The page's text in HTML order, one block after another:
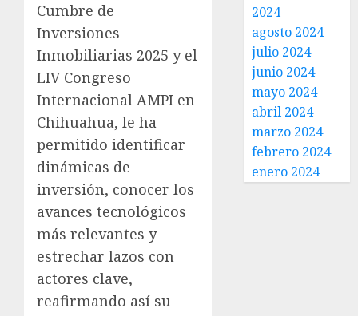
Cumbre de
Inversiones
Inmobiliarias 2025 y el
LIV Congreso
Internacional AMPI en
Chihuahua, le ha
permitido identificar
dinámicas de
inversión, conocer los
avances tecnológicos
más relevantes y
estrechar lazos con
actores clave,
reafirmando así su
2024
agosto 2024
julio 2024
junio 2024
mayo 2024
abril 2024
marzo 2024
febrero 2024
enero 2024